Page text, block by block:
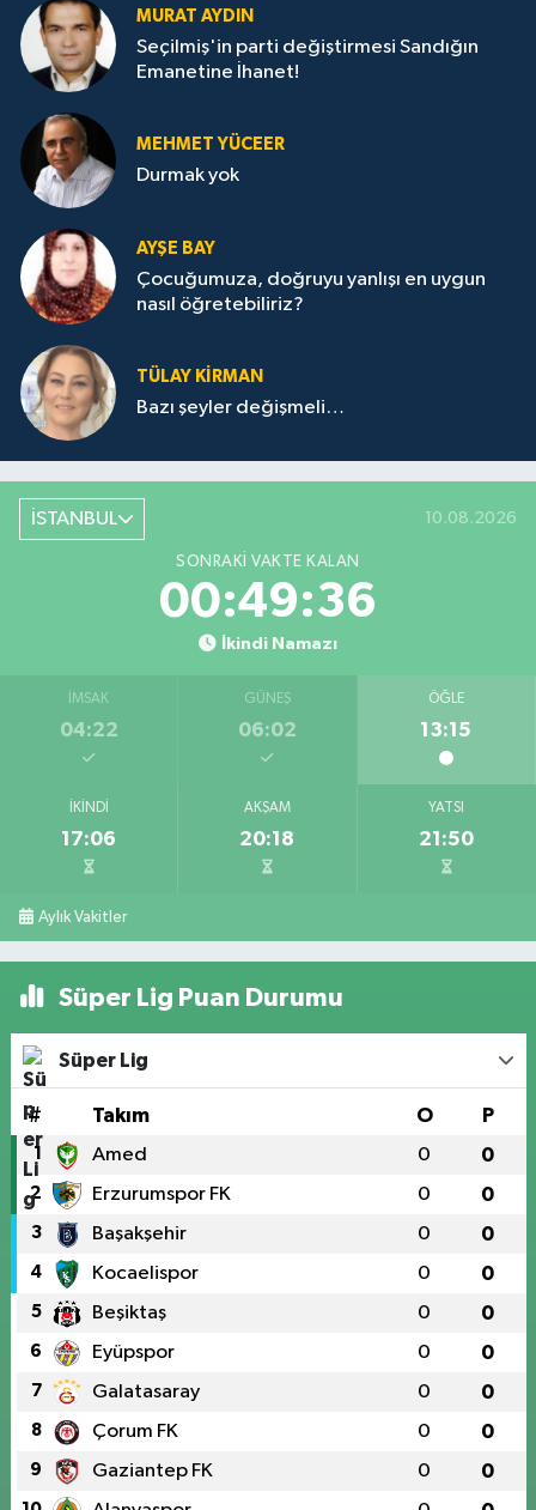
MURAT AYDIN
Seçilmiş'in parti değiştirmesi Sandığın
Emanetine İhanet!
MEHMET YÜCEER
Durmak yok
AYŞE BAY
Çocuğumuza, doğruyu yanlışı en uygun
nasıl öğretebiliriz?
TÜLAY KİRMAN
Bazı şeyler değişmeli…
İSTANBUL 10.08.2026
SONRAKI VAKTE KALAN
00:49:36
İkindi Namazı
İMSAK
04:22
GÜNEŞ
06:02
ÖĞLE
13:15
İKINDI
17:06
AKŞAM
20:18
YATSI
21:50
Aylık Vakitler
Süper Lig Puan Durumu
Süper Lig
# Takım O P
1 Amed 0 0
2 Erzurumspor FK 0 0
3 Başakşehir 0 0
4 Kocaelispor 0 0
5 Beşiktaş 0 0
6 Eyüpspor 0 0
7 Galatasaray 0 0
8 Çorum FK 0 0
9 Gaziantep FK 0 0